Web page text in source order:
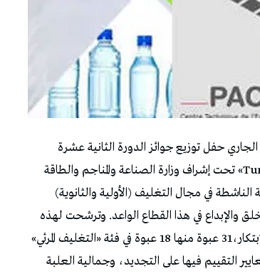
للتعبئة والتغليف يوم الثلاثاء 24 ديسمبر الجاري حفل توزيع جوائز الدورة الثانية عشرة
للمسابقة الكبرى لأحسن العبوات «Tunisia Star Pack 2024» تحت إشراف وزارة الصناعة والمناجم والطاقة
في مجال التغليف (الأولية والثانوية)
في هذا القطاع الواعد. وترشحت لهذه
المسابقة والتي مثلت فرصة مهمّة لتثمين جهود التجديد والابتكار،31 عبوة منها 18 عبوة في فئة «التغليف المرئي»
التقييم فيها على التجديد، وجمالية العلبة